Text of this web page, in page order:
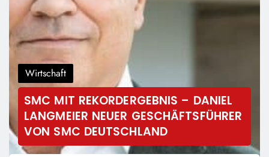
Wirtschaft
SMC MIT REKORDERGEBNIS – DANIEL
LANGMEIER NEUER GESCHÄFTSFÜHRER
VON SMC DEUTSCHLAND